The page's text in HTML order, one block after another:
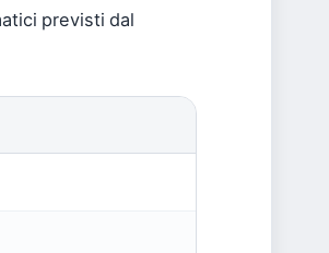
previsti dal